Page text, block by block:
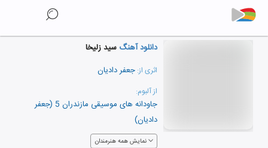
دانلود آهنگ سید زلیخا
اثری از: جعفر دادیان
از آلبوم:
جاودانه های موسیقی مازندران 5 (جعفر
دادیان)
نمایش همه هنرمندان